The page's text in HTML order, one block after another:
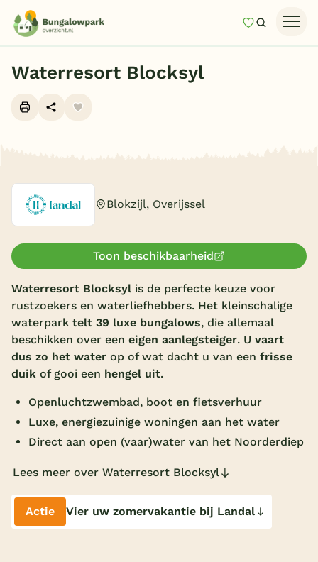
MijnZoeken
Last minutes
Onze vakantiegidsen
Subtropisch zwembad
Overdekt zwembad
Wildwaterbaan
Alle populaire faciliteiten
Bestemmingen
Nederland
Waterresort Blocksyl
Blokzijl, Overijssel
Toon beschikbaarheid
Waterresort Blocksyl is de perfecte keuze voor
rustzoekers en waterliefhebbers. Het kleinschalige
waterpark telt 39 luxe bungalows, die allemaal
beschikken over een eigen aanlegsteiger. U vaart
dus zo het water op of wat dacht u van een frisse
duik of gooi een hengel uit.
Openluchtzwembad, boot en fietsverhuur
Luxe, energiezuinige woningen aan het water
Direct aan open (vaar)water van het Noorderdiep
Lees meer over Waterresort Blocksyl
Actie Vier uw zomervakantie bij Landal